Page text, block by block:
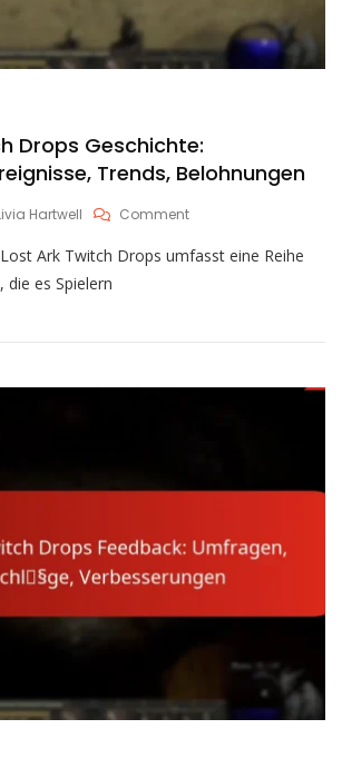
Drops Geschichte:
Trends, Belohnungen
Hartwell CommentOn
Ark
Vergangene
Ark Twitch Drops umfasst eine Reihe
die es Spielern